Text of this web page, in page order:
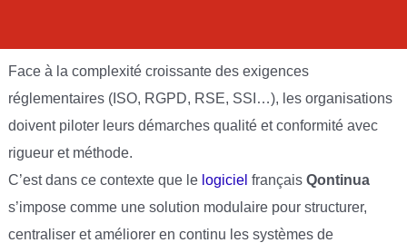
Face à la complexité croissante des exigences
réglementaires (ISO, RGPD, RSE, SSI…), les organisations
doivent piloter leurs démarches qualité et conformité avec
rigueur et méthode.
C’est dans ce contexte que le logiciel français Qontinua
s’impose comme une solution modulaire pour structurer,
centraliser et améliorer en continu les systèmes de